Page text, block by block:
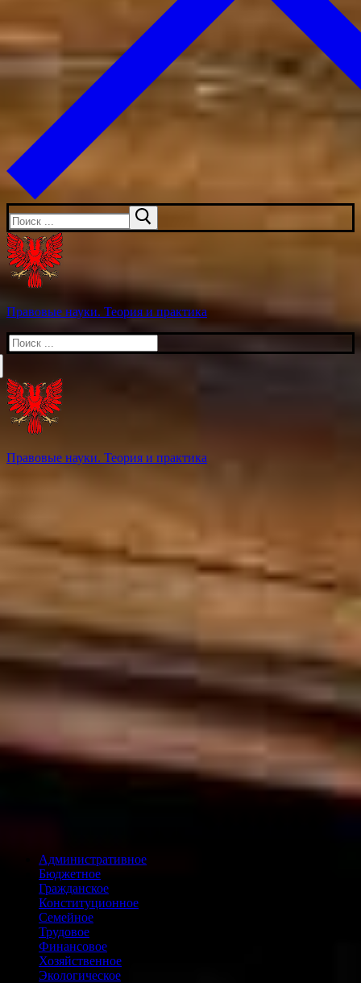
Искать:
Правовые науки. Теория и практика
Искать:
Правовые науки. Теория и практика
Административное
Бюджетное
Гражданское
Конституционное
Семейное
Трудовое
Финансовое
Хозяйственное
Экологическое